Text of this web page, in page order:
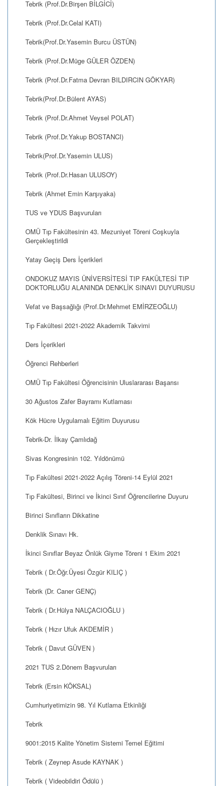
Tebrik (Prof.Dr.Birşen BİLGİCİ)
Tebrik (Prof.Dr.Celal KATI)
Tebrik(Prof.Dr.Yasemin Burcu ÜSTÜN)
Tebrik (Prof.Dr.Müge GÜLER ÖZDEN)
Tebrik (Prof.Dr.Fatma Devran BILDIRCIN GÖKYAR)
Tebrik(Prof.Dr.Bülent AYAS)
Tebrik (Prof.Dr.Ahmet Veysel POLAT)
Tebrik (Prof.Dr.Yakup BOSTANCI)
Tebrik(Prof.Dr.Yasemin ULUS)
Tebrik (Prof.Dr.Hasan ULUSOY)
Tebrik (Ahmet Emin Karşıyaka)
TUS ve YDUS Başvuruları
OMÜ Tıp Fakültesinin 43. Mezuniyet Töreni Coşkuyla
Gerçekleştirildi
Yatay Geçiş Ders İçerikleri
ONDOKUZ MAYIS ÜNİVERSİTESİ TIP FAKÜLTESİ TIP
DOKTORLUĞU ALANINDA DENKLİK SINAVI DUYURUSU
Vefat ve Başsağlığı (Prof.Dr.Mehmet EMİRZEOĞLU)
Tıp Fakültesi 2021-2022 Akademik Takvimi
Ders İçerikleri
Öğrenci Rehberleri
OMÜ Tıp Fakültesi Öğrencisinin Uluslararası Başarısı
30 Ağustos Zafer Bayramı Kutlaması
Kök Hücre Uygulamalı Eğitim Duyurusu
Tebrik-Dr. İlkay Çamlıdağ
Sivas Kongresinin 102. Yıldönümü
Tıp Fakültesi 2021-2022 Açılış Töreni-14 Eylül 2021
Tıp Fakültesi, Birinci ve İkinci Sınıf Öğrencilerine Duyuru
Birinci Sınıfların Dikkatine
Denklik Sınavı Hk.
İkinci Sınıflar Beyaz Önlük Giyme Töreni 1 Ekim 2021
Tebrik ( Dr.Öğr.Üyesi Özgür KILIÇ )
Tebrik (Dr. Caner GENÇ)
Tebrik ( Dr.Hülya NALÇACIOĞLU )
Tebrik ( Hızır Ufuk AKDEMİR )
Tebrik ( Davut GÜVEN )
2021 TUS 2.Dönem Başvuruları
Tebrik (Ersin KÖKSAL)
Cumhuriyetimizin 98. Yıl Kutlama Etkinliği
Tebrik
9001:2015 Kalite Yönetim Sistemi Temel Eğitimi
Tebrik ( Zeynep Asude KAYNAK )
Tebrik ( Videobildiri Ödülü )